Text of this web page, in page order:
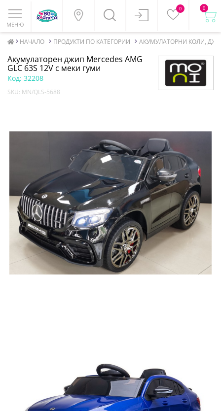
МЕНЮ
0 0
НАЧАЛО ПРОДУКТИ ПО КАТЕГОРИИ АКУМУЛАТОРНИ КОЛИ,
Акумулаторен джип Mercedes AMG
GLC 63S 12V с меки гуми
Код: 32208
SKU: MN/QLS-5688